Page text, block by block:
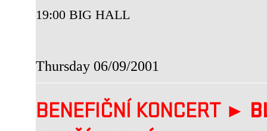
19:00 BIG HALL
Thursday 06/09/2001
BENEFIČNÍ KONCERT ►